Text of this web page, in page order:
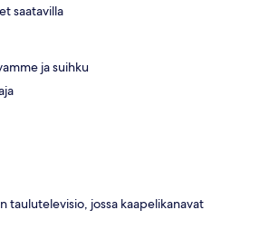
saatavilla
ja suihku
taulutelevisio, jossa kaapelikanavat